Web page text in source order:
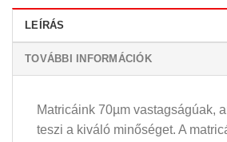
LEÍRÁS
TOVÁBBI INFORMÁCIÓK
Matricáink 70µm vastagságúak,
teszi a kiváló minőséget. A